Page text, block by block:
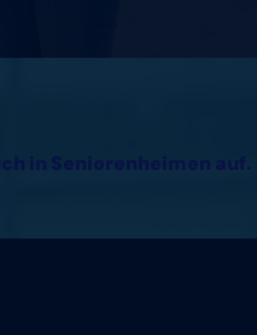
in Seniorenheimen